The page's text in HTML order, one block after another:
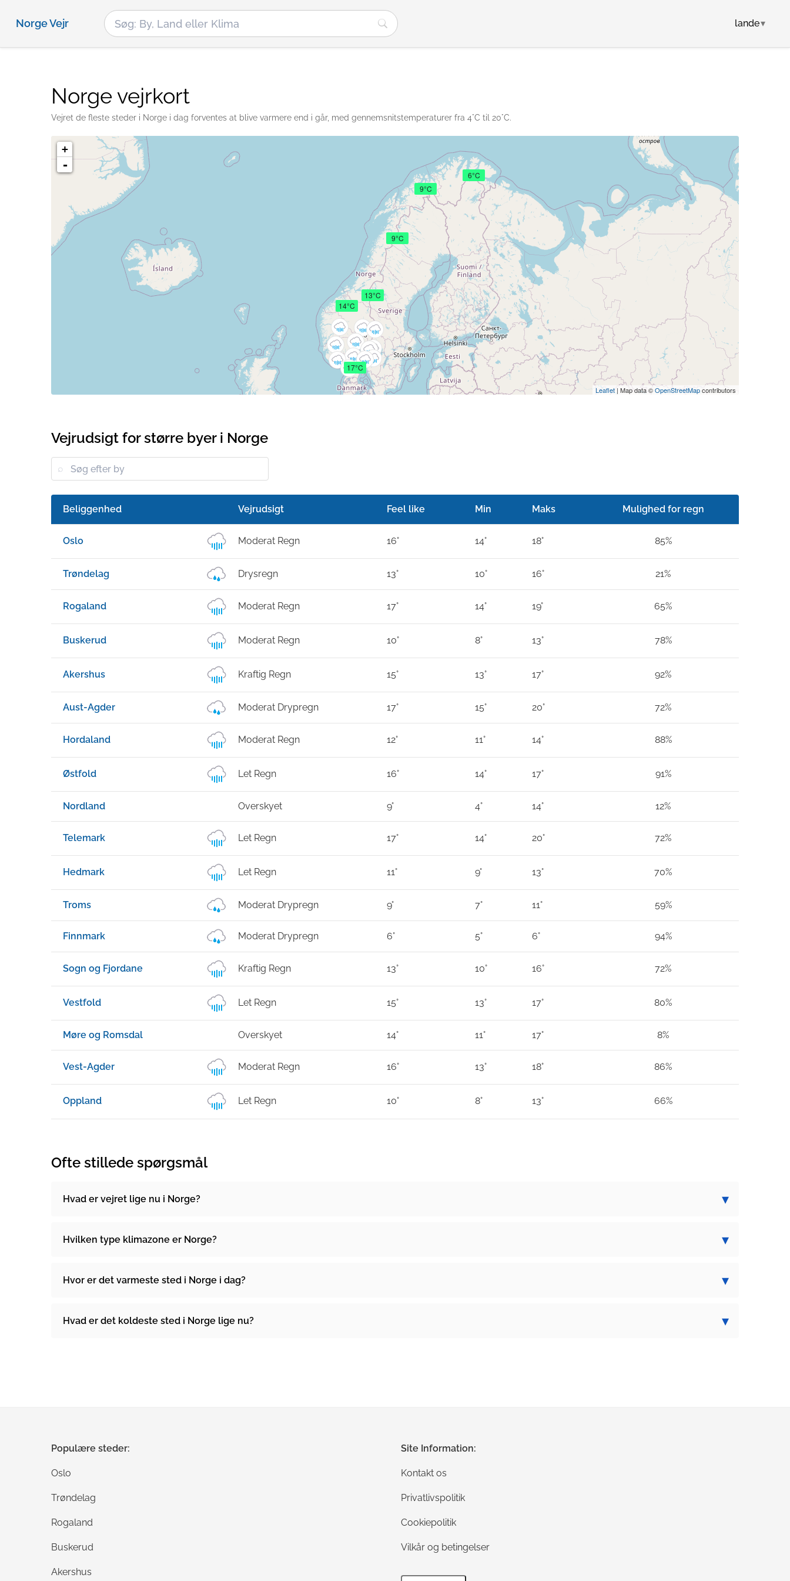
Norge Vejr lande▾
Norge vejrkort
Vejret de fleste steder i Norge i dag forventes at blive varmere end i går, med gennemsnitstemperaturer fra 4°C til 20°C.
13°C
17°C
9°C
9°C
6°C
14°C
+
-
Leaflet | Map data ©OpenStreetMapcontributors
Vejrudsigt for større byer i Norge
Beliggenhed Vejrudsigt Feel like Min Maks Mulighed for regn
Oslo Moderat Regn 16° 14° 18° 85%
Trøndelag Drysregn 13° 10° 16° 21%
Rogaland Moderat Regn 17° 14° 19° 65%
Buskerud Moderat Regn 10° 8° 13° 78%
Akershus Kraftig Regn 15° 13° 17° 92%
Aust-Agder Moderat Drypregn 17° 15° 20° 72%
Hordaland Moderat Regn 12° 11° 14° 88%
Østfold Let Regn 16° 14° 17° 91%
Nordland Overskyet 9° 4° 14° 12%
Telemark Let Regn 17° 14° 20° 72%
Hedmark Let Regn 11° 9° 13° 70%
Troms Moderat Drypregn 9° 7° 11° 59%
Finnmark Moderat Drypregn 6° 5° 6° 94%
Sogn og Fjordane Kraftig Regn 13° 10° 16° 72%
Vestfold Let Regn 15° 13° 17° 80%
Møre og Romsdal Overskyet 14° 11° 17° 8%
Vest-Agder Moderat Regn 16° 13° 18° 86%
Oppland Let Regn 10° 8° 13° 66%
Ofte stillede spørgsmål
Hvad er vejret lige nu i Norge?
Hvilken type klimazone er Norge?
Hvor er det varmeste sted i Norge i dag?
Hvad er det koldeste sted i Norge lige nu?
Populære steder:
Oslo
Trøndelag
Rogaland
Buskerud
Akershus
Site Information:
Kontakt os
Privatlivspolitik
Cookiepolitik
Vilkår og betingelser